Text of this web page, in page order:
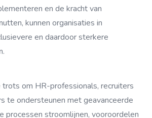
en de kracht van
kunnen organisaties in
en daardoor sterkere
trots om HR-professionals, recruiters
te ondersteunen met geavanceerde
processen stroomlijnen, vooroordelen